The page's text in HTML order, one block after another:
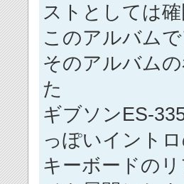
ストとしては
このアルバム
そのアルバム
た
ギブソンES-
っぽいイント
キーボードの